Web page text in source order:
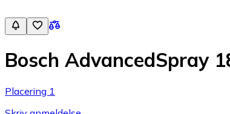
Bosch AdvancedSpray
Placering 1